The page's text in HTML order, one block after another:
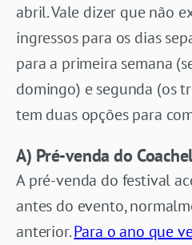
abril. Vale dizer que não
ingressos para os dias
para a primeira semana
domingo) e segunda (os
tem duas opções para
A) Pré-venda do
A pré-venda do festival
antes do evento,
anterior.Para o ano que